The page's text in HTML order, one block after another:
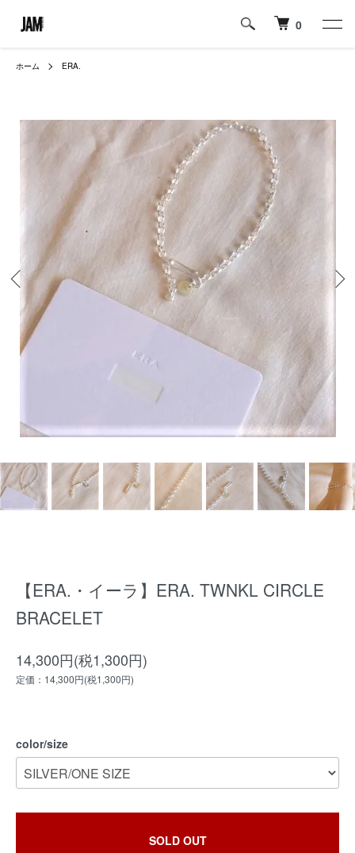
0
ホーム ERA.
【ERA.・イーラ】ERA. TWNKL CIRCLE
BRACELET
14,300円(税1,300円)
定価：14,300円(税1,300円)
color/size
SOLD OUT